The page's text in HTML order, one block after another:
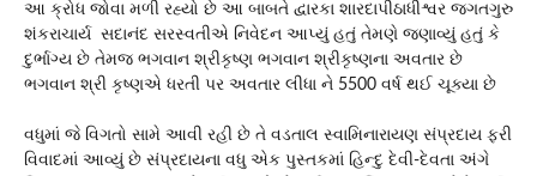
આ ક્રોધ જોવા મળી રહ્યો છે આ બાબતે દ્વારકા શારદાપીઠાધીશ્વર જગતગુરુ
શંકરાચાર્ય સદાનંદ સરસ્વતીએ નિવેદન આપ્યું હતું તેમણે જણાવ્યું હતું કે
દુર્ભાગ્ય છે તેમજ ભગવાન શ્રીકૃષ્ણ ભગવાન શ્રીકૃષ્ણના અવતાર છે
ભગવાન શ્રી કૃષ્ણએ ધરતી પર અવતાર લીધા ને 5500 વર્ષ થઈ ચૂક્યા છે
વધુમાં જે વિગતો સામે આવી રહી છે તે વડતાલ સ્વામિનારાયણ સંપ્રદાય ફરી
વિવાદમાં આવ્યું છે સંપ્રદાયના વધુ એક પુસ્તકમાં હિન્દુ દેવી-દેવતા અંગે